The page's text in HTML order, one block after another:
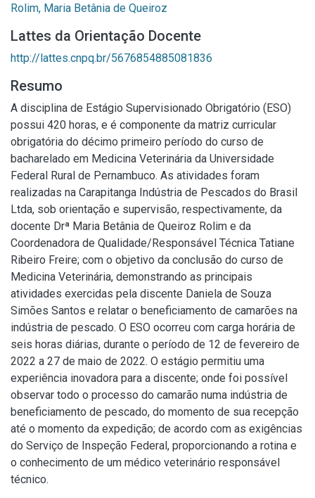
Rolim, Maria Betânia de Queiroz
Lattes da Orientação Docente
http://lattes.cnpq.br/5676854885081836
Resumo
A disciplina de Estágio Supervisionado Obrigatório (ESO)
possui 420 horas, e é componente da matriz curricular
obrigatória do décimo primeiro período do curso de
bacharelado em Medicina Veterinária da Universidade
Federal Rural de Pernambuco. As atividades foram
realizadas na Carapitanga Indústria de Pescados do Brasil
Ltda, sob orientação e supervisão, respectivamente, da
docente Drª Maria Betânia de Queiroz Rolim e da
Coordenadora de Qualidade/Responsável Técnica Tatiane
Ribeiro Freire; com o objetivo da conclusão do curso de
Medicina Veterinária, demonstrando as principais
atividades exercidas pela discente Daniela de Souza
Simões Santos e relatar o beneficiamento de camarões na
indústria de pescado. O ESO ocorreu com carga horária de
seis horas diárias, durante o período de 12 de fevereiro de
2022 a 27 de maio de 2022. O estágio permitiu uma
experiência inovadora para a discente; onde foi possível
observar todo o processo do camarão numa indústria de
beneficiamento de pescado, do momento de sua recepção
até o momento da expedição; de acordo com as exigências
do Serviço de Inspeção Federal, proporcionando a rotina e
o conhecimento de um médico veterinário responsável
técnico.